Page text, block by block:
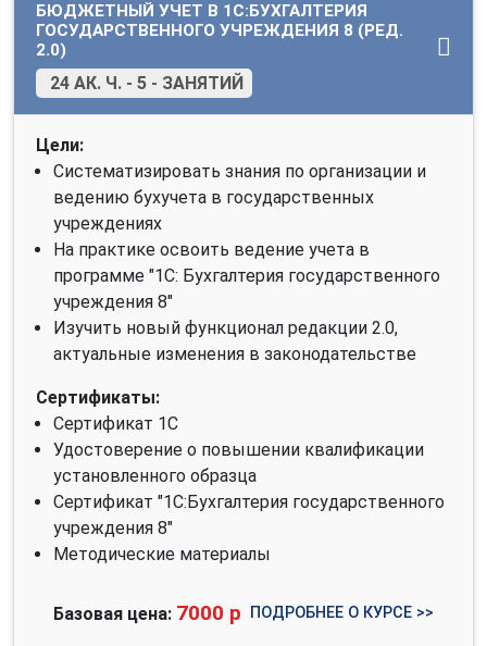
БЮДЖЕТНЫЙ УЧЕТ В 1C:БУХГАЛТЕРИЯ
ГОСУДАРСТВЕННОГО УЧРЕЖДЕНИЯ 8 (РЕД.
2.0)
24 АК. Ч. - 5 - ЗАНЯТИЙ
Цели:
Систематизировать знания по организации и
ведению бухучета в государственных
учреждениях
На практике освоить ведение учета в
программе "1C: Бухгалтерия государственного
учреждения 8"
Изучить новый функционал редакции 2.0,
актуальные изменения в законодательстве
Сертификаты:
Сертификат 1С
Удостоверение о повышении квалификации
установленного образца
Сертификат "1С:Бухгалтерия государственного
учреждения 8"
Методические материалы
Базовая цена: 7000 р ПОДРОБНЕЕ О КУРСЕ >>